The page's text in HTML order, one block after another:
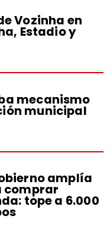
Vozinha en
Estadio y
mecanismo
municipal
amplía
comprar
tope a 6.000